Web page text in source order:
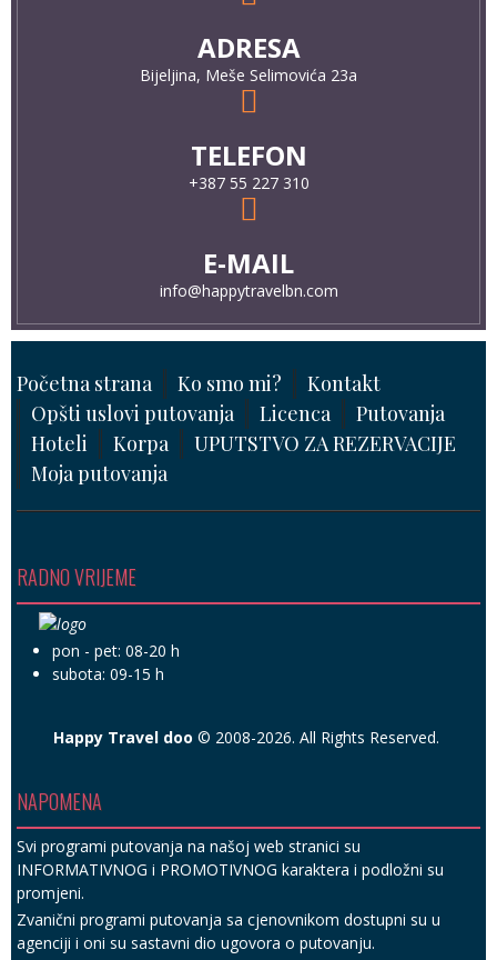
ADRESA
Bijeljina, Meše Selimovića 23a
TELEFON
+387 55 227 310
E-MAIL
info@happytravelbn.com
Početna strana Ko smo mi?
Kontakt
Opšti uslovi putovanja
Licenca
Putovanja
Hoteli
Korpa
UPUTSTVO ZA REZERVACIJE
Moja putovanja
RADNO VRIJEME
pon - pet: 08-20 h
subota: 09-15 h
Happy Travel doo © 2008-2026. All Rights Reserved.
NAPOMENA
Svi programi putovanja na našoj web stranici su
INFORMATIVNOG i PROMOTIVNOG karaktera i podložni su
promjeni.
Zvanični programi putovanja sa cjenovnikom dostupni su u
agenciji i oni su sastavni dio ugovora o putovanju.